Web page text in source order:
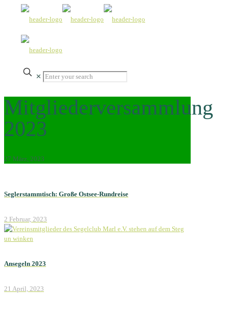
✕
Mitgliederversammlung
2023
27 März, 2023
Seglerstammtisch: Große Ostsee-Rundreise
2 Februar, 2023
Ansegeln 2023
21 April, 2023